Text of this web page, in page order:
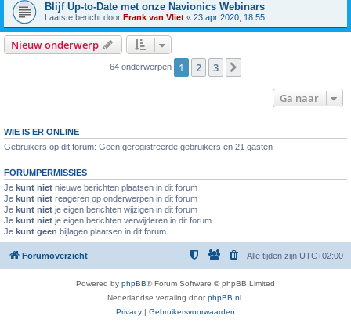
Blijf Up-to-Date met onze Navionics Webinars
Laatste bericht door Frank van Vliet « 23 apr 2020, 18:55
Nieuw onderwerp
64 onderwerpen 1 2 3
Ga naar
WIE IS ER ONLINE
Gebruikers op dit forum: Geen geregistreerde gebruikers en 21 gasten
FORUMPERMISSIES
Je kunt niet nieuwe berichten plaatsen in dit forum
Je kunt niet reageren op onderwerpen in dit forum
Je kunt niet je eigen berichten wijzigen in dit forum
Je kunt niet je eigen berichten verwijderen in dit forum
Je kunt geen bijlagen plaatsen in dit forum
Forumoverzicht Alle tijden zijn UTC+02:00
Powered by phpBB® Forum Software © phpBB Limited
Nederlandse vertaling doorphpBB.nl
Privacy | Gebruikersvoorwaarden